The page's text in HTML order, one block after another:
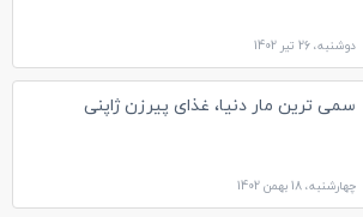
دوشنبه، 26 تیر 1402
سمی ترین مار دنیا، غذای پیرزن ژاپنی
چهارشنبه، 18 بهمن 1402